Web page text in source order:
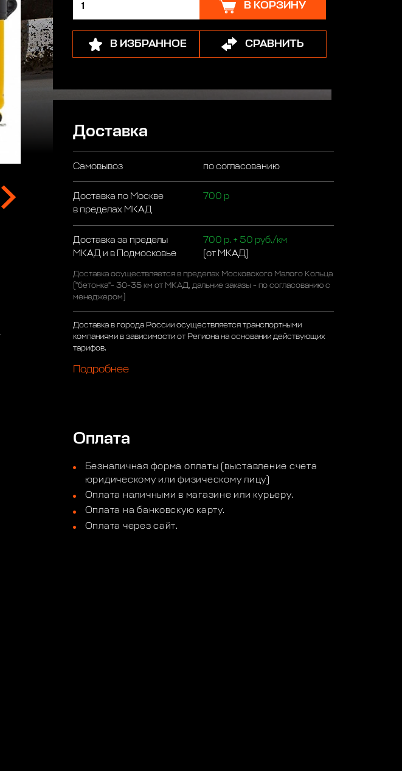
В КОРЗИНУ
В ИЗБРАННОЕ СРАВНИТЬ
Доставка
Самовывоз по согласованию
Доставка по Москве
в пределах МКАД
700 р
Доставка за пределы
МКАД и в Подмосковье
700 р. + 50 руб./км
(от МКАД)
Доставка осуществляется в пределах Московского Малого Кольца
("бетонка"- 30-35 км от МКАД, дальние заказы - по согласованию с
менеджером)
Доставка в города России осуществляется транспортными
компаниями в зависимости от Региона на основании действующих
тарифов.
Подробнее
Оплата
Безналичная форма оплаты (выставление счета
юридическому или физическому лицу)
Оплата наличными в магазине или курьеру.
Оплата на банковскую карту.
Оплата через сайт.